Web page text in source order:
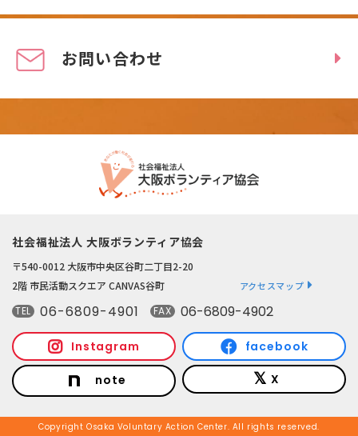
お問い合わせ
社会福祉法人 大阪ボランティア協会
〒540-0012 大阪市中央区谷町二丁目2-20
2階 市民活動スクエア CANVAS谷町
アクセスマップ
TEL 06-6809-4901 FAX 06-6809-4902
Instagram facebook
note X
Copyright Osaka Voluntary Action Center. All rights reserved.